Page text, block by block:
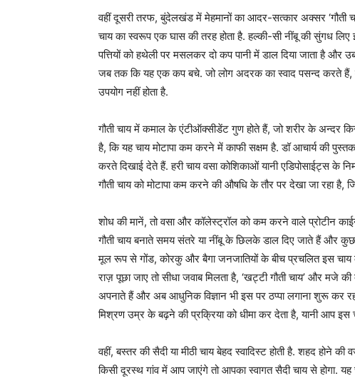
वहीं दूसरी तरफ, बुंदेलखंड में मेहमानों का आदर-सत्कार अक्सर ‘गौती
चाय का स्वरूप एक घास की तरह होता है. हल्की-सी नींबू की सुंगध
पत्तियों को हथेली पर मसलकर दो कप पानी में डाल दिया जाता है और
जब तक कि यह एक कप बचे. जो लोग अदरक का स्वाद पसन्द करते
उपयोग नहीं होता है.
गौती चाय में कमाल के एंटीऑक्सीडेंट गुण होते हैं, जो शरीर के अन्दर
है, कि यह चाय मोटापा कम करने में काफी सक्षम है. डॉ आचार्य की
करते दिखाई देते हैं. हरी चाय वसा कोशिकाओं यानी एडिपोसाईट्स के
गौती चाय को मोटापा कम करने की औषधि के तौर पर देखा जा रहा है,
शोध की मानें, तो वसा और कॉलेस्ट्रॉल को कम करने वाले प्रोटीन
गौती चाय बनाते समय संतरे या नींबू के छिलके डाल दिए जाते हैं और कुछ
मूल रूप से गोंड, कोरकु और बैगा जनजातियों के बीच प्रचलित इस
राज़ पूछा जाए तो सीधा जवाब मिलता है, ‘खट्टी गौती चाय’ और मजे
अपनाते हैं और अब आधुनिक विज्ञान भी इस पर ठप्पा लगाना शुरू कर
मिश्रण उम्र के बढ़ने की प्रक्रिया को धीमा कर देता है, यानी आप
वहीं, बस्तर की सैदी या मीठी चाय बेहद स्वादिस्ट होती है. शहद होने
किसी दूरस्थ गांव में आप जाएंगे तो आपका स्वागत सैदी चाय से होगा.